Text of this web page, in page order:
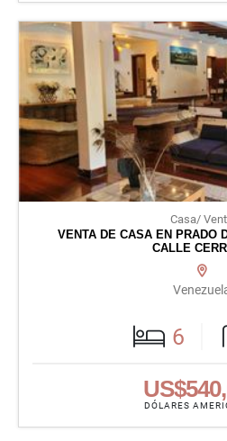
Casa/
VENTA DE CASA EN PRADO
CALLE
6
DÓLARES